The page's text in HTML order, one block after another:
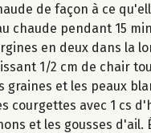
de façon à ce
chaude pendant 15
en deux dans
1/2 cm de chair
et les peaux
courgettes avec 1 cs
et les gousses